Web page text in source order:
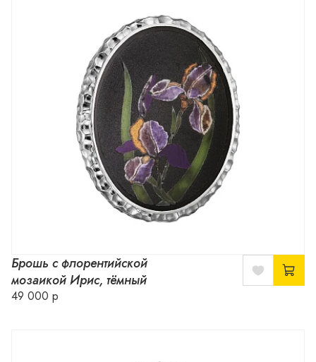
Брошь с флорентийской
мозаикой Ирис, тёмный
49 000 р